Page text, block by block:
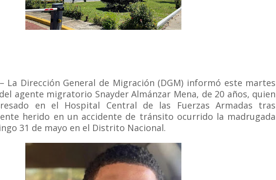
La Dirección General de Migración (DGM) informó este martes
agente migratorio Snayder Almánzar Mena, de 20 años, quien
en el Hospital Central de las Fuerzas Armadas tras
herido en un accidente de tránsito ocurrido la madrugada
31 de mayo en el Distrito Nacional.